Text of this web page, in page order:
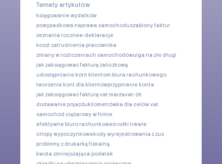
Tematy artykułów
księgowanie wydatków
powypadkowa naprawa samochoduszablony faktur
zeznania rocznee-deklaracje
koszt zatrudnienia pracownika
zmiany w rozliczeniach samochodówulga na złe długi
jak zaksięgować fakturę zaliczkową
udostępnianie kont klientom biura rachunkowego
tworzenie kont dla klientówprzypinanie konta
jak zaksięgować fakturę vat marżavat-26
dodawanie pojazdukilometrówka dla celów vat
samochód ciężarowy w firmie
efektywne biuro rachunkoweśrodki trwałe
Urlopy wypoczynkowekody wyrejestrowania z zus
problemy z drukarką fiskalną
kwota zmniejszająca podatek